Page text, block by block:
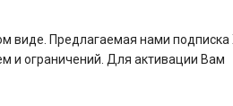
виде. Предлагаемая нами подписка
и ограничений. Для активации Вам